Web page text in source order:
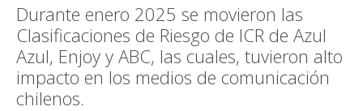
Durante enero 2025 se movieron las
Clasificaciones de Riesgo de ICR de Azul
Azul, Enjoy y ABC, las cuales, tuvieron alto
impacto en los medios de comunicación
chilenos.